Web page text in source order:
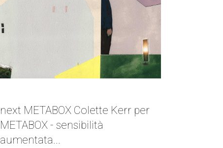
next METABOX Colette Kerr per
METABOX - sensibilità
aumentata...